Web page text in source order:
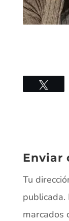
Enviar
Tu
publicada.
marcados